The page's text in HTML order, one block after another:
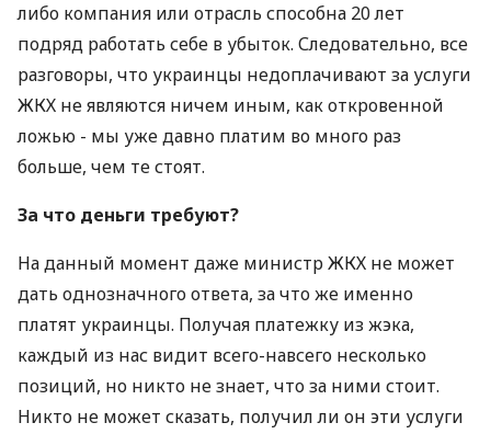
либо компания или отрасль способна 20 лет
подряд работать себе в убыток. Следовательно, все
разговоры, что украинцы недоплачивают за услуги
ЖКХ не являются ничем иным, как откровенной
ложью - мы уже давно платим во много раз
больше, чем те стоят.
За что деньги требуют?
На данный момент даже министр ЖКХ не может
дать однозначного ответа, за что же именно
платят украинцы. Получая платежку из жэка,
каждый из нас видит всего-навсего несколько
позиций, но никто не знает, что за ними стоит.
Никто не может сказать, получил ли он эти услуги